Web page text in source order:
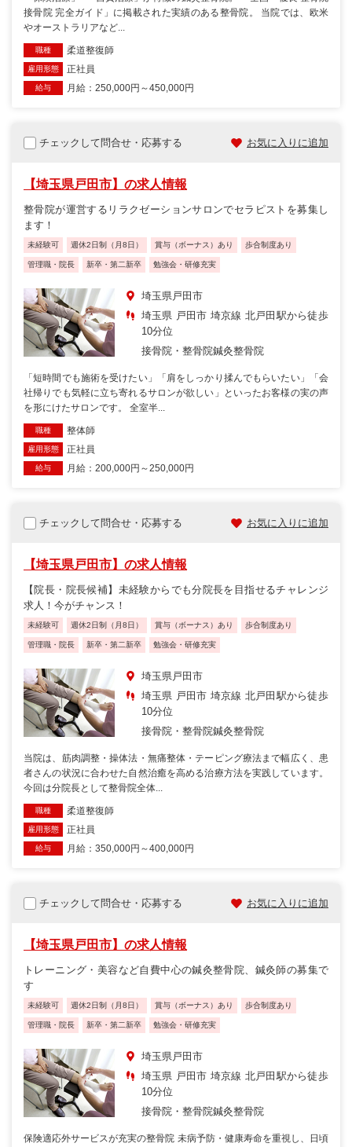
接骨院 完全ガイド」に掲載された実績のある整骨院。 当院では、欧米
やオーストラリアなど...
職種 柔道整復師
雇用形態 正社員
給与 月給：250,000円～450,000円
チェックして問合せ・応募する お気に入りに追加
【埼玉県戸田市】の求人情報
整骨院が運営するリラクゼーションサロンでセラピストを募集し
ます！
未経験可 週休2日制（月8日） 賞与（ボーナス）あり 歩合制度あり
管理職・院長 新卒・第二新卒 勉強会・研修充実
埼玉県戸田市
埼玉県 戸田市 埼京線 北戸田駅から徒歩
10分位
接骨院・整骨院鍼灸整骨院
「短時間でも施術を受けたい」「肩をしっかり揉んでもらいたい」「会
社帰りでも気軽に立ち寄れるサロンが欲しい」といったお客様の実の声
を形にけたサロンです。 全室半...
職種 整体師
雇用形態 正社員
給与 月給：200,000円～250,000円
チェックして問合せ・応募する お気に入りに追加
【埼玉県戸田市】の求人情報
【院長・院長候補】未経験からでも分院長を目指せるチャレンジ
求人！今がチャンス！
未経験可 週休2日制（月8日） 賞与（ボーナス）あり 歩合制度あり
管理職・院長 新卒・第二新卒 勉強会・研修充実
埼玉県戸田市
埼玉県 戸田市 埼京線 北戸田駅から徒歩
10分位
接骨院・整骨院鍼灸整骨院
当院は、筋肉調整・操体法・無痛整体・テーピング療法まで幅広く、患
者さんの状況に合わせた自然治癒を高める治療方法を実践しています。
今回は分院長として整骨院全体...
職種 柔道整復師
雇用形態 正社員
給与 月給：350,000円～400,000円
チェックして問合せ・応募する お気に入りに追加
【埼玉県戸田市】の求人情報
トレーニング・美容など自費中心の鍼灸整骨院、鍼灸師の募集で
す
未経験可 週休2日制（月8日） 賞与（ボーナス）あり 歩合制度あり
管理職・院長 新卒・第二新卒 勉強会・研修充実
埼玉県戸田市
埼玉県 戸田市 埼京線 北戸田駅から徒歩
10分位
接骨院・整骨院鍼灸整骨院
保険適応外サービスが充実の整骨院 未病予防・健康寿命を重視し、日頃